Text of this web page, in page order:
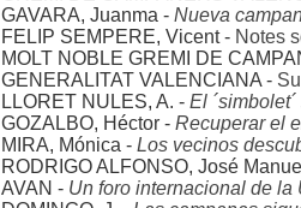
GAVARA, Juanma - Nueva
FELIP SEMPERE, Vicent - Notes
MOLT NOBLE GREMI DE
GENERALITAT VALENCIANA -
LLORET NULES, A. - El
GOZALBO, Héctor - Recuperar el
MIRA, Mónica - Los vecinos
RODRIGO ALFONSO, José
AVAN - Un foro internacional de